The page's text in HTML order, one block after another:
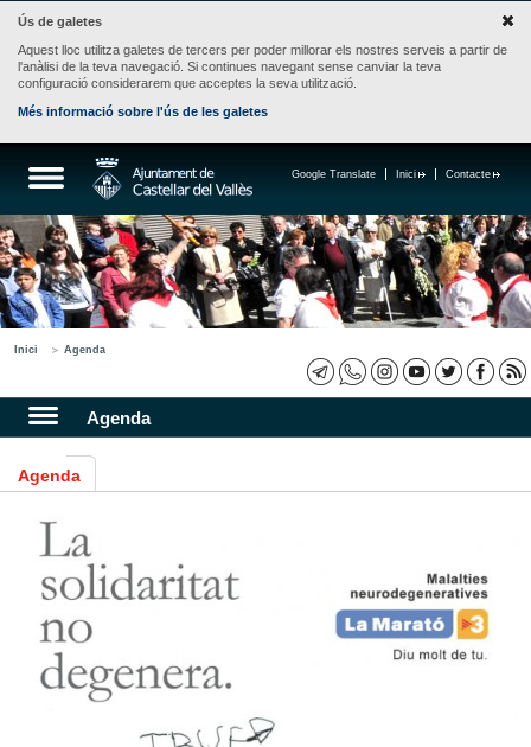
Ús de galetes
Aquest lloc utilitza galetes de tercers per poder millorar els nostres serveis a partir de
l'anàlisi de la teva navegació. Si continues navegant sense canviar la teva
configuració considerarem que acceptes la seva utilització.
Més informació sobre l'ús de les galetes
Contacte
Inici
Google Translate
Inici Agenda
Agenda
Agenda